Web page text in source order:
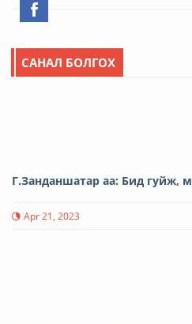
САНАЛ БОЛГОХ
Г.Занданшатар аа: Бид гуйж,
Apr 21, 2023